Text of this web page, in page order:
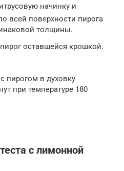
начинку и
всей поверхности пирога
толщины.
оставшейся крошкой.
пирогом в духовку
при температуре 180
с лимонной